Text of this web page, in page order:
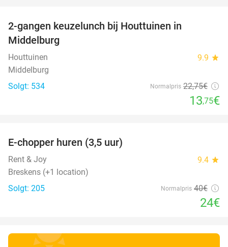
2-gangen keuzelunch bij Houttuinen in
Middelburg
Houttuinen 9.9 star
Middelburg
Solgt: 534
Normalpris 22,75€
13,75€
E-chopper huren (3,5 uur)
Rent & Joy 9.4 star
Breskens (+1 location)
Solgt: 205
Normalpris 40€
24€